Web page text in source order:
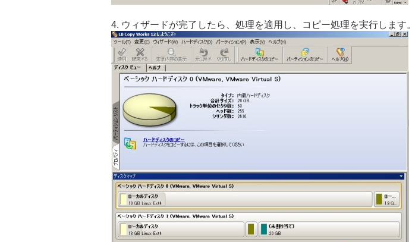
4. ウィザードが完了したら、処理を適用し、コピー処理を実行します。